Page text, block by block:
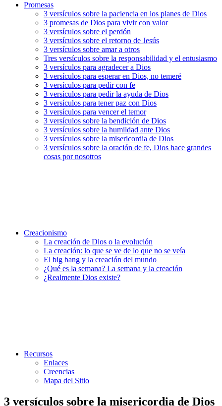
Promesas
3 versículos sobre la paciencia en los planes de Dios
3 promesas de Dios para vivir con valor
3 versículos sobre el perdón
3 versículos sobre el retorno de Jesús
3 versículos sobre amar a otros
Tres versículos sobre la responsabilidad y el entusiasmo
3 versículos para agradecer a Dios
3 versículos para esperar en Dios, no temeré
3 versículos para pedir con fe
3 versículos para pedir la ayuda de Dios
3 versículos para tener paz con Dios
3 versículos para vencer el temor
3 versículos sobre la bendición de Dios
3 versículos sobre la humildad ante Dios
3 versículos sobre la misericordia de Dios
3 versículos sobre la oración de fe, Dios hace grandes
cosas por nosotros
Creacionismo
La creación de Dios o la evolución
La creación: lo que se ve de lo que no se veía
El big bang y la creación del mundo
¿Qué es la semana? La semana y la creación
¿Realmente Dios existe?
Recursos
Enlaces
Creencias
Mapa del Sitio
3 versículos sobre la misericordia de Dios